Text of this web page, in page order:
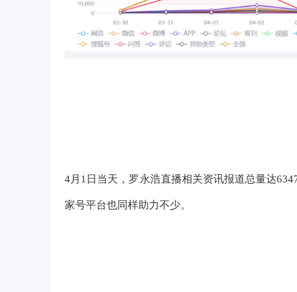
4月1日当天，罗永浩直播相关资讯报道总量达
家号平台也同样助力不少。